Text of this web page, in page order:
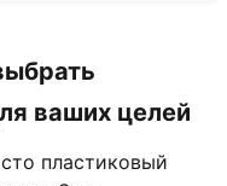
ваших целей
пластиковый